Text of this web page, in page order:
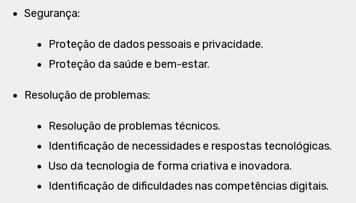
Segurança:
Proteção de dados pessoais e privacidade.
Proteção da saúde e bem-estar.
Resolução de problemas:
Resolução de problemas técnicos.
Identificação de necessidades e respostas tecnológicas.
Uso da tecnologia de forma criativa e inovadora.
Identificação de dificuldades nas competências digitais.